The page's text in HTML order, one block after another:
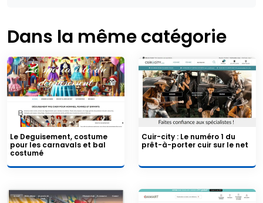
Dans la même catégorie
Le Deguisement, costume
pour les carnavals et bal
costumé
Cuir-city : Le numéro 1 du
prêt-à-porter cuir sur le net